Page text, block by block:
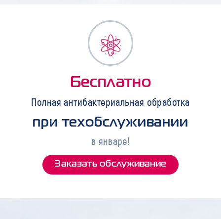
Бесплатно
Полная антибактериальная обработка
при техобслуживании
в январе!
Заказать обслуживание